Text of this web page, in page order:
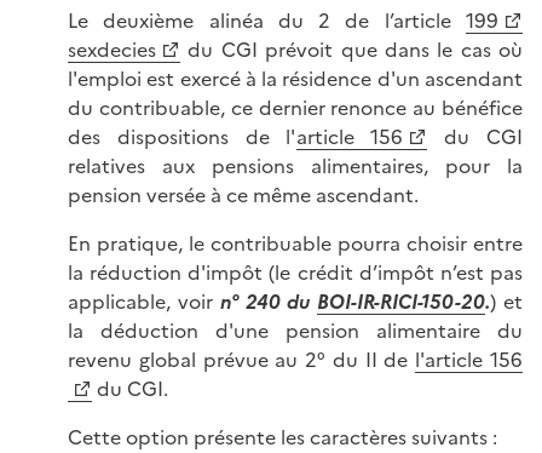
Le deuxième alinéa du 2 de l’article 199
sexdecies
du CGI prévoit que dans le cas où
l'emploi est exercé à la résidence d'un ascendant
du contribuable, ce dernier renonce au bénéfice
des dispositions de l'article 156
du CGI
relatives aux pensions alimentaires, pour la
pension versée à ce même ascendant.
En pratique, le contribuable pourra choisir entre
la réduction d'impôt (le crédit d’impôt n’est pas
applicable, voir n° 240 du BOI-IR-RICI-150-20.) et
la déduction d'une pension alimentaire du
revenu global prévue au 2° du II de l'article 156
du CGI.
Cette option présente les caractères suivants :